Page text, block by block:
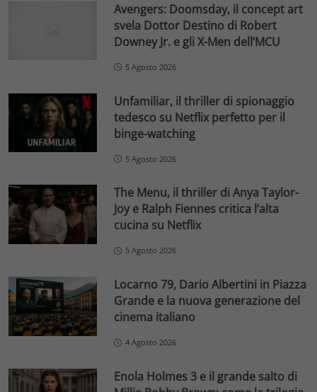
Avengers: Doomsday, il concept art
svela Dottor Destino di Robert
Downey Jr. e gli X-Men dell’MCU
5 Agosto 2026
Unfamiliar, il thriller di spionaggio
tedesco su Netflix perfetto per il
binge-watching
5 Agosto 2026
The Menu, il thriller di Anya Taylor-
Joy e Ralph Fiennes critica l’alta
cucina su Netflix
5 Agosto 2026
Locarno 79, Dario Albertini in Piazza
Grande e la nuova generazione del
cinema italiano
4 Agosto 2026
Enola Holmes 3 e il grande salto di